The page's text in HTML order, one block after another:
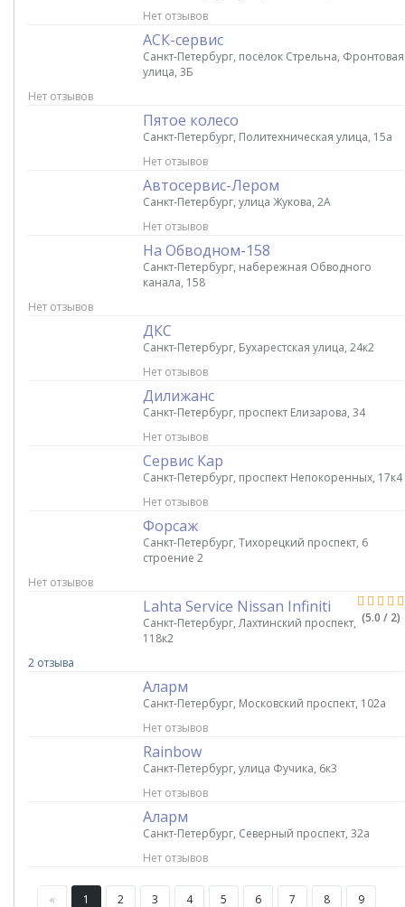
Нет отзывов
АСК-сервис
Санкт-Петербург, посёлок Стрельна, Фронтовая
улица, 3Б
Нет отзывов
Пятое колесо
Санкт-Петербург, Политехническая улица, 15а
Нет отзывов
Автосервис-Лером
Санкт-Петербург, улица Жукова, 2А
Нет отзывов
На Обводном-158
Санкт-Петербург, набережная Обводного
канала, 158
Нет отзывов
ДКС
Санкт-Петербург, Бухарестская улица, 24к2
Нет отзывов
Дилижанс
Санкт-Петербург, проспект Елизарова, 34
Нет отзывов
Сервис Кар
Санкт-Петербург, проспект Непокоренных, 17к4
Нет отзывов
Форсаж
Санкт-Петербург, Тихорецкий проспект, 6
строение 2
Нет отзывов
(5.0 / 2)
Lahta Service Nissan Infiniti
Санкт-Петербург, Лахтинский проспект,
118к2
2 отзыва
Аларм
Санкт-Петербург, Московский проспект, 102а
Нет отзывов
Rainbow
Санкт-Петербург, улица Фучика, 6к3
Нет отзывов
Аларм
Санкт-Петербург, Северный проспект, 32а
Нет отзывов
« 1 2 3 4 5 6 7 8 9